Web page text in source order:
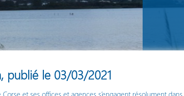
publié le 03/03/2021
et ses offices et agences s’engagent résolument